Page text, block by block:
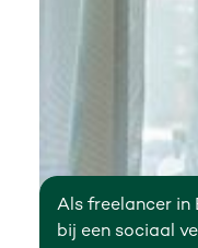
Als freelancer in
bij een sociaal